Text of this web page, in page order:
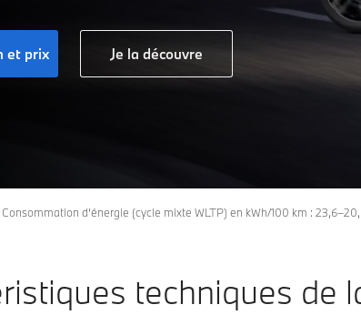
et prix Je la découvre
Consommation d’énergie (cycle mixte WLTP) en kWh/100 km :
techniques de